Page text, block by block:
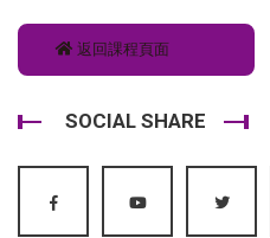
返回課程頁面
SOCIAL SHARE